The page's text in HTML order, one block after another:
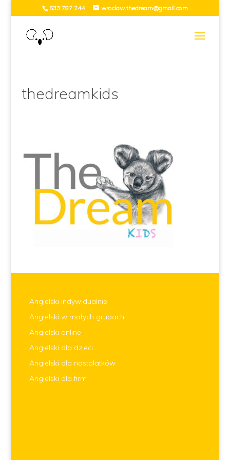
533 787 244 wroclaw.thedream@gmail.com
thedreamkids
Angielski indywidualnie
Angielski w małych grupach
Angielski online
Angielski dla dzieci
Angielski dla nastolatków
Angielski dla firm